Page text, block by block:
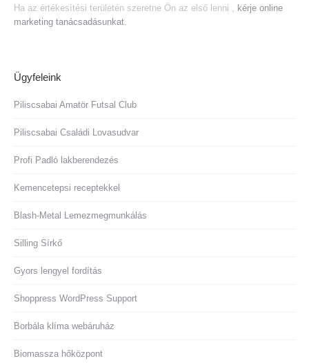
Ha az értékesítési területén szeretne Ön az első lenni , kérje online
marketing tanácsadásunkat.
Ügyfeleink
Piliscsabai Amatör Futsal Club
Piliscsabai Családi Lovasudvar
Profi Padló lakberendezés
Kemencetepsi receptekkel
Blash-Metal Lemezmegmunkálás
Silling Sírkő
Gyors lengyel fordítás
Shoppress WordPress Support
Borbála klíma webáruház
Biomassza hőközpont